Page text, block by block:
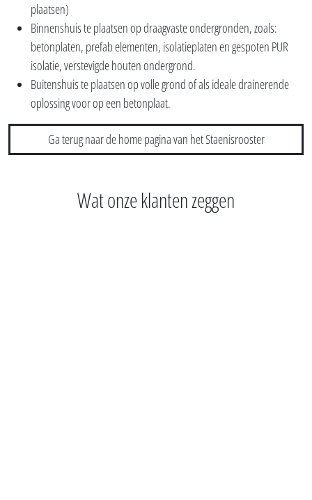
plaatsen)
Binnenshuis te plaatsen op draagvaste ondergronden, zoals:
betonplaten, prefab elementen, isolatieplaten en gespoten PUR
isolatie, verstevigde houten ondergrond.
Buitenshuis te plaatsen op volle grond of als ideale drainerende
oplossing voor op een betonplaat.
Ga terug naar de home pagina van het Staenisrooster
Wat onze klanten zeggen